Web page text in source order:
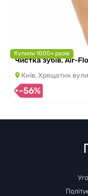
Купили 1000+ разів
Чистка зубів, Air-
Київ, Хрещатик
-56%